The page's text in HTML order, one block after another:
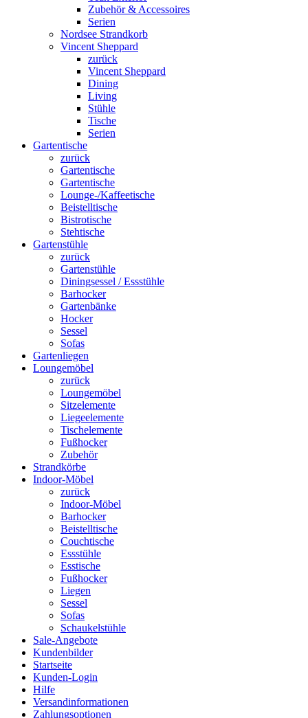
Zubehör & Accessoires
Serien
Nordsee Strandkorb
Vincent Sheppard
zurück
Vincent Sheppard
Dining
Living
Stühle
Tische
Serien
Gartentische
zurück
Gartentische
Gartentische
Lounge-/Kaffeetische
Beistelltische
Bistrotische
Stehtische
Gartenstühle
zurück
Gartenstühle
Diningsessel / Essstühle
Barhocker
Gartenbänke
Hocker
Sessel
Sofas
Gartenliegen
Loungemöbel
zurück
Loungemöbel
Sitzelemente
Liegeelemente
Tischelemente
Fußhocker
Zubehör
Strandkörbe
Indoor-Möbel
zurück
Indoor-Möbel
Barhocker
Beistelltische
Couchtische
Essstühle
Esstische
Fußhocker
Liegen
Sessel
Sofas
Schaukelstühle
Sale-Angebote
Kundenbilder
Startseite
Kunden-Login
Hilfe
Versandinformationen
Zahlungsoptionen